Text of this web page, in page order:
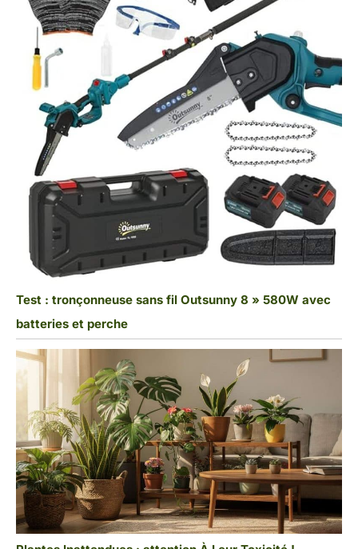
Test : tronçonneuse sans fil Outsunny 8 » 580W avec
batteries et perche